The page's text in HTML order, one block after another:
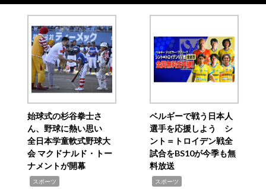
始球式の杉谷拳士さ
ん、野球に熱い思い
全日本学童軟式野球大
会 マクドナルド・トー
ナメントが開幕
スポーツ
ベルギーで戦う日本人
選手を応援しよう シ
ント＝トロイデン戦全
試合をBS10が今季も無
料放送
スポーツ